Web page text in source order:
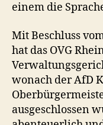
einem die
Mit Beschluss
hat das OVG
wonach der AfD
ausgeschlossen